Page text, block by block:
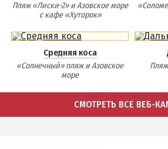
Пляж «Лиски-2» и Азовское море
с кафе «Хуторок»
Средняя коса
«Солнечный» пляж и Азовское
море
СМОТРЕТЬ ВСЕ ВЕБ-